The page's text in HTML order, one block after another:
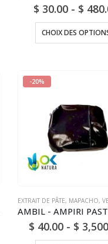
$ 30.00 - $
CHOIX DES
-20%
EXTRAIT DE PÂTE, MAPACHO,
$ 40.00 - $